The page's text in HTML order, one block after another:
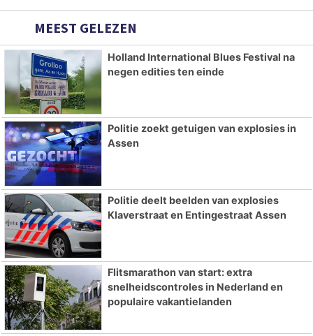
MEEST GELEZEN
Holland International Blues Festival na
negen edities ten einde
Politie zoekt getuigen van explosies in
Assen
Politie deelt beelden van explosies
Klaverstraat en Entingestraat Assen
Flitsmarathon van start: extra
snelheidscontroles in Nederland en
populaire vakantielanden